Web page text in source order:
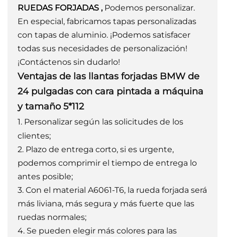
RUEDAS FORJADAS , Podemos personalizar.
En especial, fabricamos tapas personalizadas
con tapas de aluminio. ¡Podemos satisfacer
todas sus necesidades de personalización!
¡Contáctenos sin dudarlo!
Ventajas de las llantas forjadas BMW de
24 pulgadas con cara pintada a máquina
y tamaño 5*112
1. Personalizar según las solicitudes de los
clientes;
2. Plazo de entrega corto, si es urgente,
podemos comprimir el tiempo de entrega lo
antes posible;
3. Con el material A6061-T6, la rueda forjada será
más liviana, más segura y más fuerte que las
ruedas normales;
4. Se pueden elegir más colores para las